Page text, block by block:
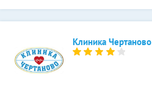
Клиника Чертаново